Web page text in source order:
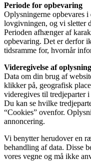
Periode for opbevaring
Oplysningerne opbevares
lovgivningen, og vi sletter
Perioden afhænger af
opbevaring. Det er derfor
tidsramme for, hvornår
Videregivelse af
Data om din brug af
klikker på, geografisk
videregives til tredjeparter
Du kan se hvilke
“Cookies” ovenfor.
annoncering.
Vi benytter herudover en
behandling af data. Disse
vores vegne og må ikke